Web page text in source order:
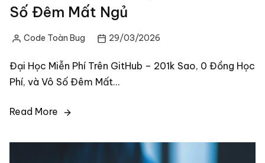
Số Đêm Mất Ngủ
PostedCode Toàn Bug 29/03/2026
Đại Học Miễn Phí Trên GitHub – 201k Sao, 0 Đồng Học
Phí, và Vô Số Đêm Mất…
Read More